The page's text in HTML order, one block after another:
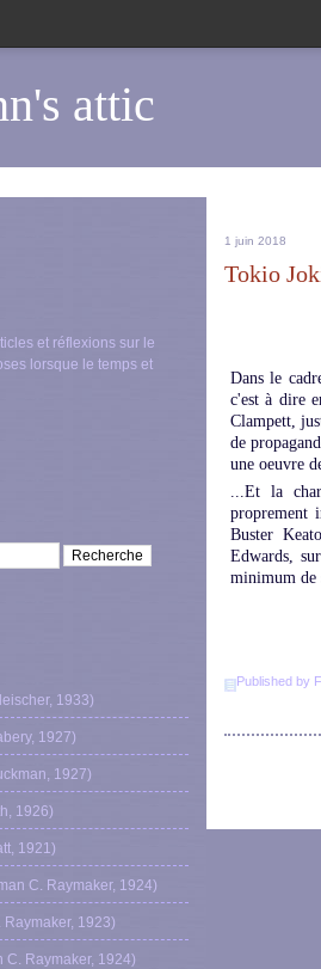
attic
et réflexions sur le
lorsque le temps et
1933)
1927)
1927)
1926)
1921)
C. Raymaker, 1924)
1923)
C. Raymaker, 1924)
1 juin 2018
Tokio
Dans le
c'est à dire
Clampett,
de
une oeuvre
...Et la
proprement
Buster
Edwards,
minimum de
Published by